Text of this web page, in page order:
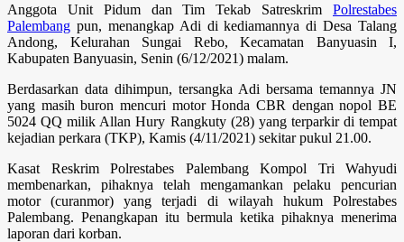
Anggota Unit Pidum dan Tim Tekab Satreskrim Polrestabes
Palembang pun, menangkap Adi di kediamannya di Desa Talang
Andong, Kelurahan Sungai Rebo, Kecamatan Banyuasin I,
Kabupaten Banyuasin, Senin (6/12/2021) malam.
Berdasarkan data dihimpun, tersangka Adi bersama temannya JN
yang masih buron mencuri motor Honda CBR dengan nopol BE
5024 QQ milik Allan Hury Rangkuty (28) yang terparkir di tempat
kejadian perkara (TKP), Kamis (4/11/2021) sekitar pukul 21.00.
Kasat Reskrim Polrestabes Palembang Kompol Tri Wahyudi
membenarkan, pihaknya telah mengamankan pelaku pencurian
motor (curanmor) yang terjadi di wilayah hukum Polrestabes
Palembang. Penangkapan itu bermula ketika pihaknya menerima
laporan dari korban.